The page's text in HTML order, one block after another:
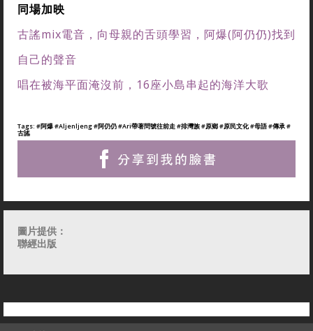
同場加映
古謠mix電音，向母親的舌頭學習，阿爆(阿仍仍)找到
自己的聲音
唱在被海平面淹沒前，16座小島串起的海洋大歌
Tags: #阿爆#Aljenljeng#阿仍仍#Ari帶著問號往前走#排灣族#原鄉#原民文化#母語#傳承#
古謠
圖片提供：
聯經出版